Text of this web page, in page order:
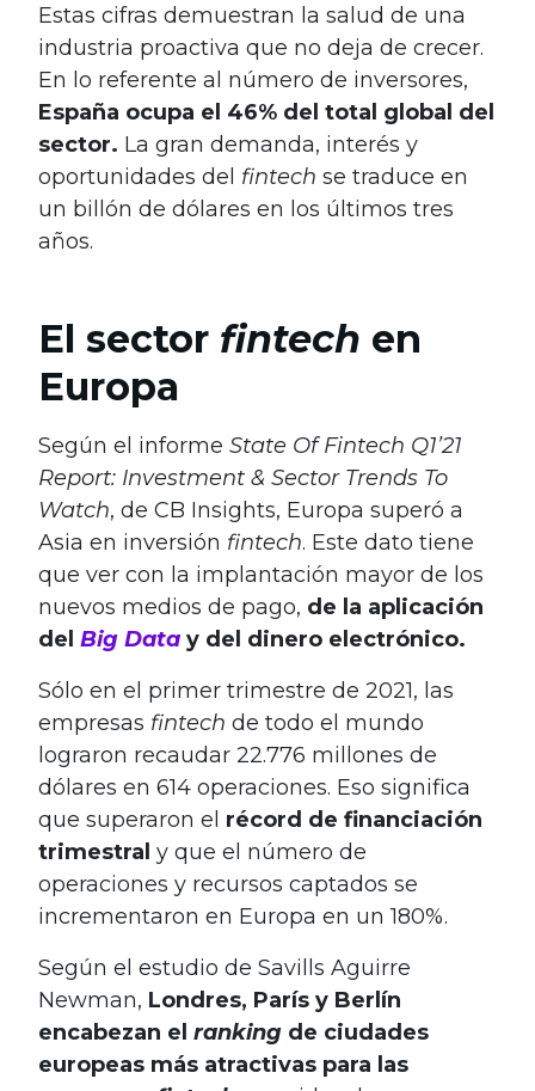
Estas cifras demuestran la salud de una
industria proactiva que no deja de crecer.
En lo referente al número de inversores,
España ocupa el 46% del total global del
sector. La gran demanda, interés y
oportunidades del fintech se traduce en
un billón de dólares en los últimos tres
años.
El sector fintech en
Europa
Según el informe State Of Fintech Q1’21
Report: Investment & Sector Trends To
Watch, de CB Insights, Europa superó a
Asia en inversión fintech. Este dato tiene
que ver con la implantación mayor de los
nuevos medios de pago, de la aplicación
del Big Data y del dinero electrónico.
Sólo en el primer trimestre de 2021, las
empresas fintech de todo el mundo
lograron recaudar 22.776 millones de
dólares en 614 operaciones. Eso significa
que superaron el récord de financiación
trimestral y que el número de
operaciones y recursos captados se
incrementaron en Europa en un 180%.
Según el estudio de Savills Aguirre
Newman, Londres, París y Berlín
encabezan el ranking de ciudades
europeas más atractivas para las